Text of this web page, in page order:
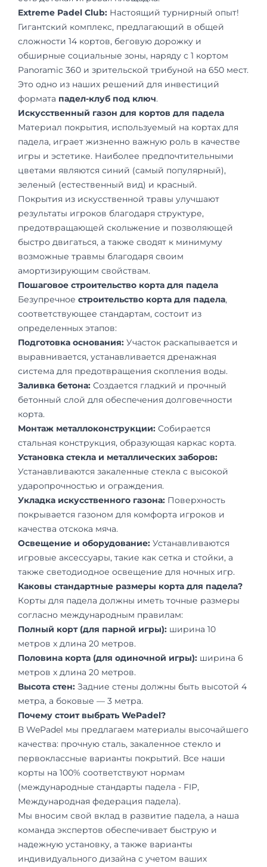
Extreme Padel Club: Настоящий турнирный опыт!
Гигантский комплекс, предлагающий в общей
сложности 14 кортов, беговую дорожку и
обширные социальные зоны, наряду с 1 кортом
Panoramic 360 и зрительской трибуной на 650 мест.
Это одно из наших решений для инвестиций
формата падел-клуб под ключ.
Искусственный газон для кортов для падела
Материал покрытия, используемый на кортах для
падела, играет жизненно важную роль в качестве
игры и эстетике. Наиболее предпочтительными
цветами являются синий (самый популярный),
зеленый (естественный вид) и красный.
Покрытия из искусственной травы улучшают
результаты игроков благодаря структуре,
предотвращающей скольжение и позволяющей
быстро двигаться, а также сводят к минимуму
возможные травмы благодаря своим
амортизирующим свойствам.
Пошаговое строительство корта для падела
Безупречное строительство корта для падела,
соответствующее стандартам, состоит из
определенных этапов:
Подготовка основания: Участок раскапывается и
выравнивается, устанавливается дренажная
система для предотвращения скопления воды.
Заливка бетона: Создается гладкий и прочный
бетонный слой для обеспечения долговечности
корта.
Монтаж металлоконструкции: Собирается
стальная конструкция, образующая каркас корта.
Установка стекла и металлических заборов:
Устанавливаются закаленные стекла с высокой
ударопрочностью и ограждения.
Укладка искусственного газона: Поверхность
покрывается газоном для комфорта игроков и
качества отскока мяча.
Освещение и оборудование: Устанавливаются
игровые аксессуары, такие как сетка и стойки, а
также светодиодное освещение для ночных игр.
Каковы стандартные размеры корта для падела?
Корты для падела должны иметь точные размеры
согласно международным правилам:
Полный корт (для парной игры): ширина 10
метров x длина 20 метров.
Половина корта (для одиночной игры): ширина 6
метров x длина 20 метров.
Высота стен: Задние стены должны быть высотой 4
метра, а боковые — 3 метра.
Почему стоит выбрать WePadel?
В WePadel мы предлагаем материалы высочайшего
качества: прочную сталь, закаленное стекло и
первоклассные варианты покрытий. Все наши
корты на 100% соответствуют нормам
(международные стандарты падела - FIP,
Международная федерация падела).
Мы вносим свой вклад в развитие падела, а наша
команда экспертов обеспечивает быструю и
надежную установку, а также варианты
индивидуального дизайна с учетом ваших